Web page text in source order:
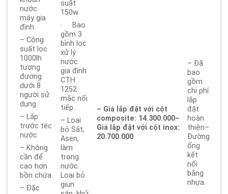
nước
máy gia
đình.
– Công
suất lọc
1000lh
tương
đương
dưới 8
người sử
dụng.
– Lắp
trước téc
nước
– Không
cần để
cao hơn
bồn chứa
– Đặc
suất
150w.
· Bao
gồm 3
bình lọc
xử lý
nước
gia đình
CTH
1252
mắc nối
tiếp.
– Loại
bỏ Sắt,
Asen,
làm
trong
nước.
Loại bỏ
giun
– Giá lắp đặt với cột
composite: 14.300.000–
Giá lắp đặt với cột inox:
20.700.000
– Đã
bao
gồm
chi phí
lắp
đặt
hoàn
thiện–
Đường
ống
kết
nối
bằng
nhựa.